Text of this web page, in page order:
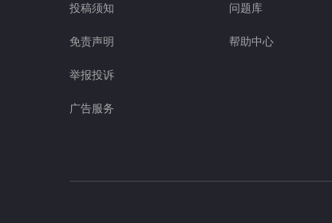
投稿须知
免责声明
举报投诉
广告服务
问题库
帮助中心